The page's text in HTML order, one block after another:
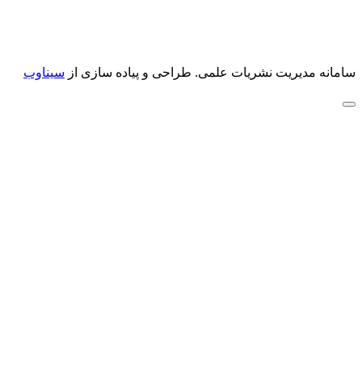
سامانه مدیریت نشریات علمی. طراحی و پیاده سازی از سیناوب